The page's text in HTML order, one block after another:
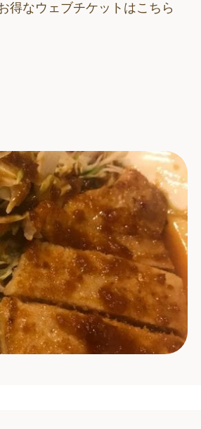
得なウェブチケットはこちら